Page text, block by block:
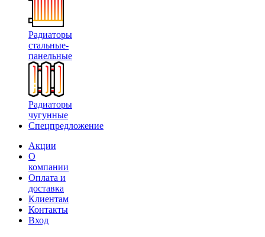
Радиаторы
стальные-
панельные
Радиаторы
чугунные
Спецпредложение
Акции
О
компании
Оплата и
доставка
Клиентам
Контакты
Вход